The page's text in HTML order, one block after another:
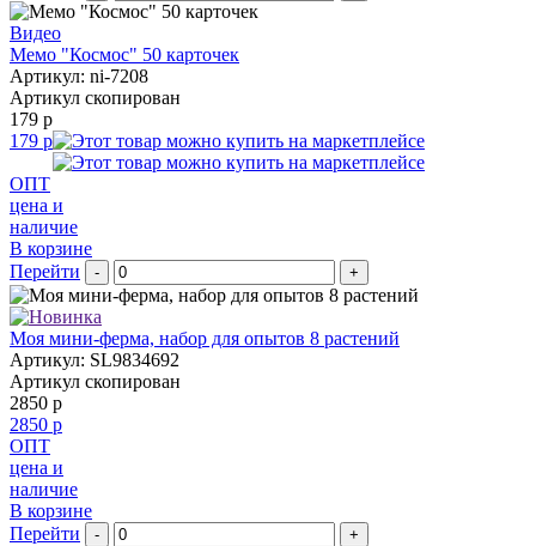
Видео
Мемо "Космос" 50 карточек
Артикул: ni-7208
Артикул скопирован
179 р
179 р
ОПТ
цена и
наличие
В корзине
Перейти
- +
Моя мини-ферма, набор для опытов 8 растений
Артикул: SL9834692
Артикул скопирован
2850 р
2850 р
ОПТ
цена и
наличие
В корзине
Перейти
- +